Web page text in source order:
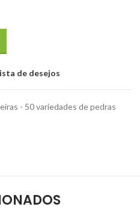
de desejos
- 50 variedades de pedras